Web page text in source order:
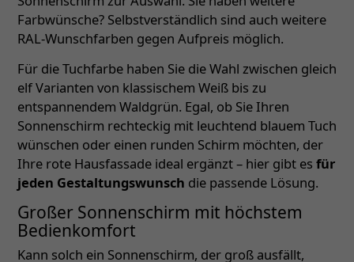
Farbwünsche? Selbstverständlich sind auch weitere
RAL-Wunschfarben gegen Aufpreis möglich.
Für die Tuchfarbe haben Sie die Wahl zwischen gleich
elf Varianten von klassischem Weiß bis zu
entspannendem Waldgrün. Egal, ob Sie Ihren
Sonnenschirm rechteckig mit leuchtend blauem Tuch
wünschen oder einen runden Schirm möchten, der
Ihre rote Hausfassade ideal ergänzt – hier gibt es für
jeden Gestaltungswunsch die passende Lösung.
Großer Sonnenschirm mit höchstem
Bedienkomfort
Kann solch ein Sonnenschirm, der groß ausfällt,